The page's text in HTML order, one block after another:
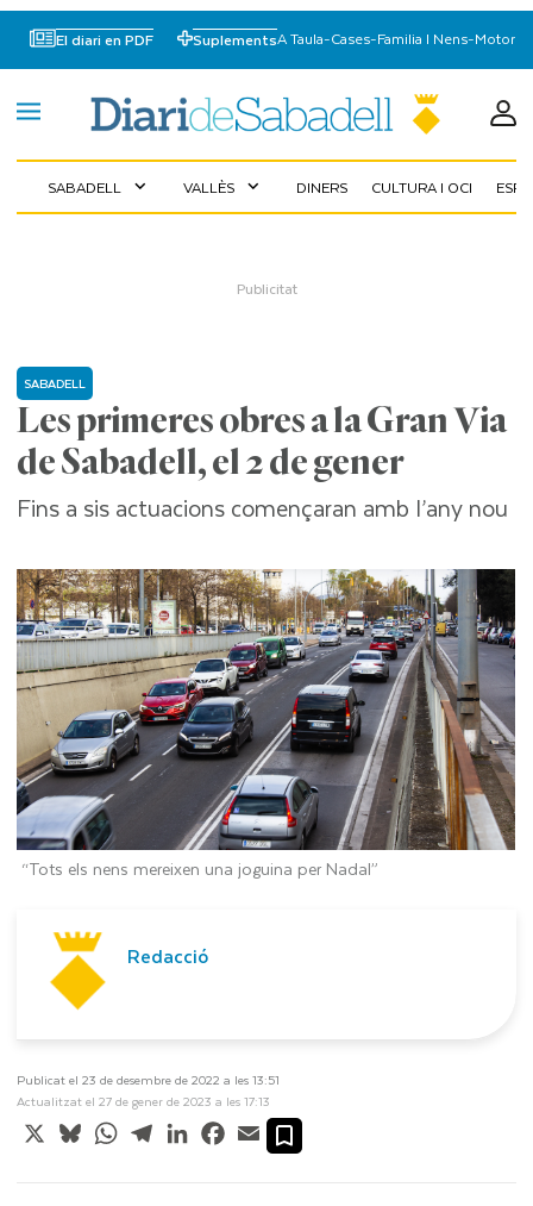
El diari en PDF SuplementsA Taula-Cases-Familia I Nens-Motor
SABADELL expand_more VALLÈS expand_more DINERS CULTURA I OCI
Les primeres obres a la Gran Via
de Sabadell, el 2 de gener
SABADELL
Fins a sis actuacions començaran amb l’any nou
“Tots els nens mereixen una joguina per Nadal”
Redacció
Publicat el 23 de desembre de 2022 a les 13:51
Actualitzat el 27 de gener de 2023 a les 17:13
X BlueskyWhatsApp
TelegramLinkedInFacebook
Email